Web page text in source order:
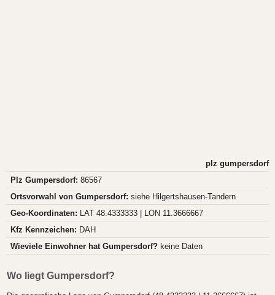
plz gumpersdorf
Plz Gumpersdorf: 86567
Ortsvorwahl von Gumpersdorf: siehe Hilgertshausen-Tandern
Geo-Koordinaten: LAT 48.4333333 | LON 11.3666667
Kfz Kennzeichen: DAH
Wieviele Einwohner hat Gumpersdorf? keine Daten
Wo liegt Gumpersdorf?